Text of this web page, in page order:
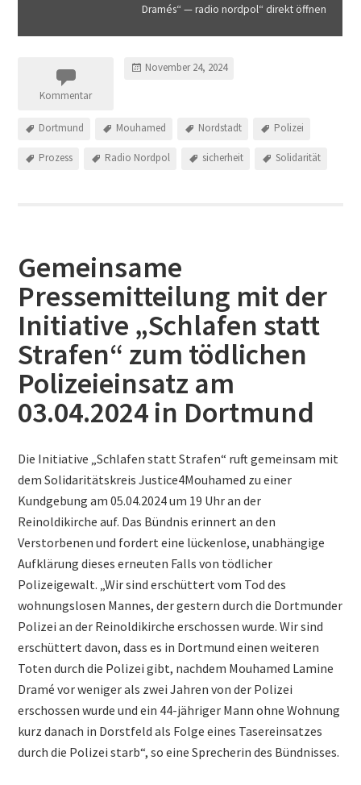
Dramés“ — radio nordpol“ direkt öffnen
Kommentar
November 24, 2024
Dortmund Mouhamed Nordstadt Polizei
Prozess Radio Nordpol sicherheit Solidarität
Gemeinsame
Pressemitteilung mit der
Initiative „Schlafen statt
Strafen“ zum tödlichen
Polizeieinsatz am
03.04.2024 in Dortmund
Die Initiative „Schlafen statt Strafen“ ruft gemeinsam mit
dem Solidaritätskreis Justice4Mouhamed zu einer
Kundgebung am 05.04.2024 um 19 Uhr an der
Reinoldikirche auf. Das Bündnis erinnert an den
Verstorbenen und fordert eine lückenlose, unabhängige
Aufklärung dieses erneuten Falls von tödlicher
Polizeigewalt. „Wir sind erschüttert vom Tod des
wohnungslosen Mannes, der gestern durch die Dortmunder
Polizei an der Reinoldikirche erschossen wurde. Wir sind
erschüttert davon, dass es in Dortmund einen weiteren
Toten durch die Polizei gibt, nachdem Mouhamed Lamine
Dramé vor weniger als zwei Jahren von der Polizei
erschossen wurde und ein 44-jähriger Mann ohne Wohnung
kurz danach in Dorstfeld als Folge eines Tasereinsatzes
durch die Polizei starb“, so eine Sprecherin des Bündnisses.